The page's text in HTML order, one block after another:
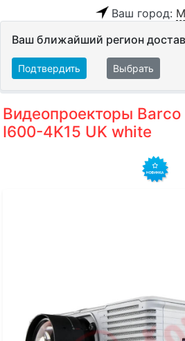
Ваш город:
Ваш ближайший регион
Подтвердить Выбрать
Видеопроекторы Barco
I600-4K15 UK white